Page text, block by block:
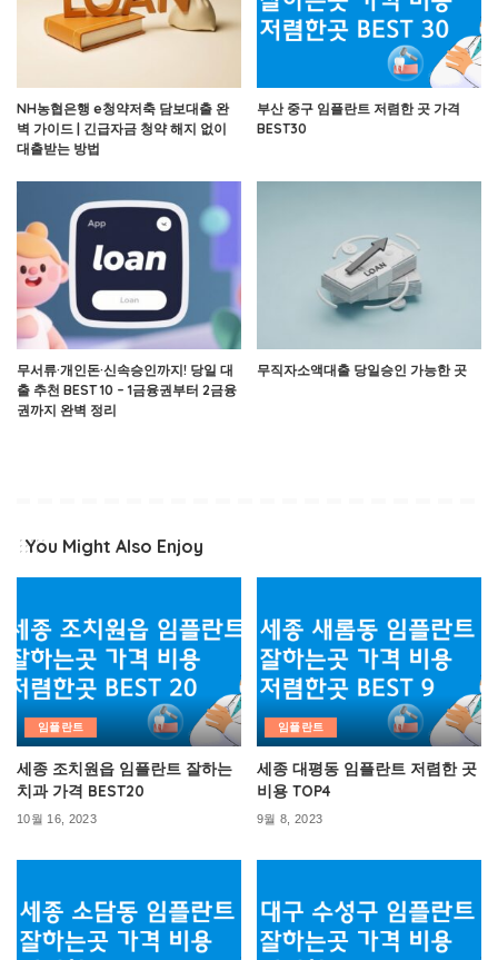
NH농협은행 e청약저축 담보대출 완
벽 가이드 | 긴급자금 청약 해지 없이
대출받는 방법
부산 중구 임플란트 저렴한 곳 가격
BEST30
무서류·개인돈·신속승인까지! 당일 대
출 추천 BEST 10 – 1금융권부터 2금융
권까지 완벽 정리
무직자소액대출 당일승인 가능한 곳
You Might Also Enjoy
임플란트
세종 조치원읍 임플란트 잘하는
치과 가격 BEST20
10월 16, 2023
임플란트
세종 대평동 임플란트 저렴한 곳
비용 TOP4
9월 8, 2023